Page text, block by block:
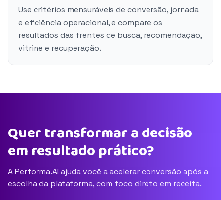
Use critérios mensuráveis de conversão, jornada
e eficiência operacional, e compare os
resultados das frentes de busca, recomendação,
vitrine e recuperação.
Quer transformar a decisão
em resultado prático?
A Performa.AI ajuda você a acelerar conversão após a
escolha da plataforma, com foco direto em receita.